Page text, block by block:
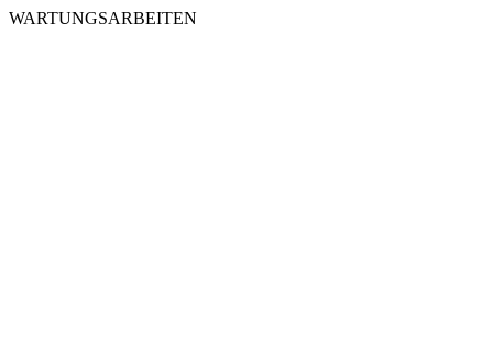
WARTUNGSARBEITEN